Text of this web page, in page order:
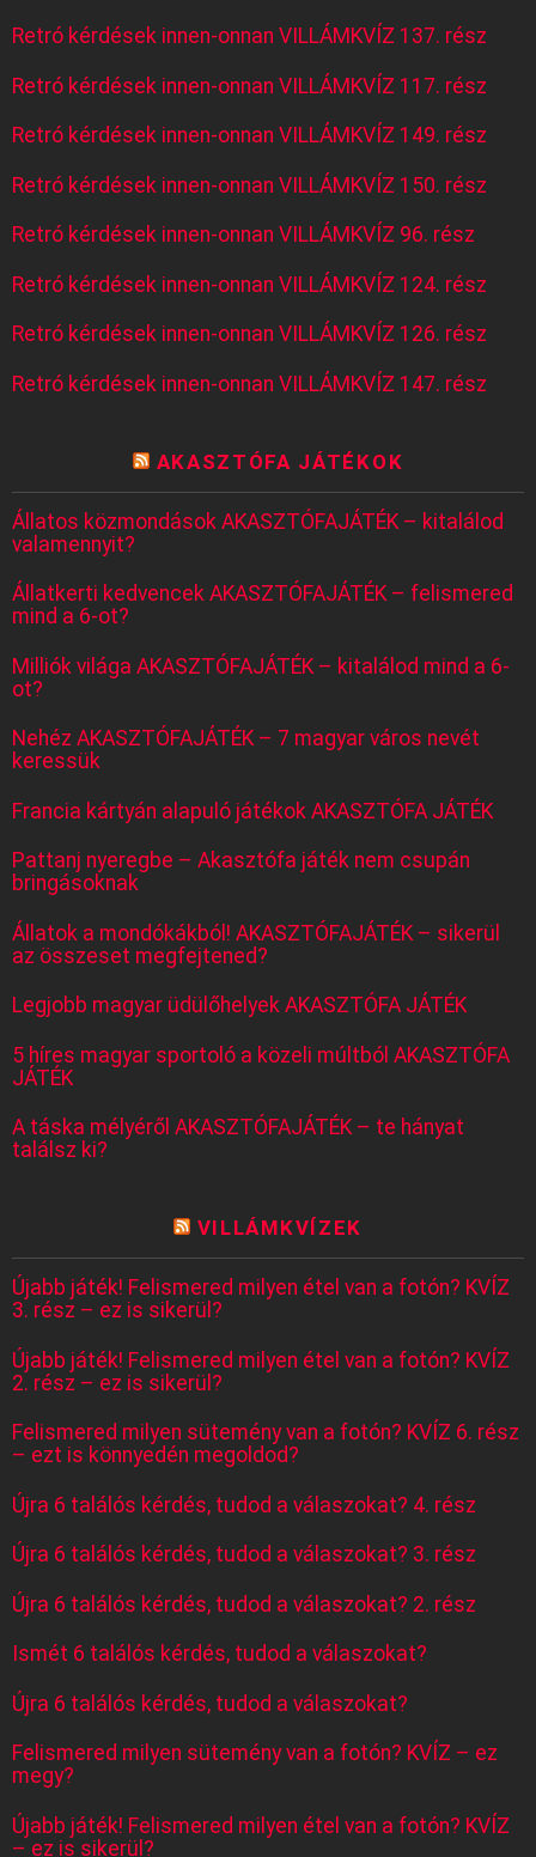
Retró kérdések innen-onnan VILLÁMKVÍZ 137. rész
Retró kérdések innen-onnan VILLÁMKVÍZ 117. rész
Retró kérdések innen-onnan VILLÁMKVÍZ 149. rész
Retró kérdések innen-onnan VILLÁMKVÍZ 150. rész
Retró kérdések innen-onnan VILLÁMKVÍZ 96. rész
Retró kérdések innen-onnan VILLÁMKVÍZ 124. rész
Retró kérdések innen-onnan VILLÁMKVÍZ 126. rész
Retró kérdések innen-onnan VILLÁMKVÍZ 147. rész
AKASZTÓFA JÁTÉKOK
Állatos közmondások AKASZTÓFAJÁTÉK – kitalálod
valamennyit?
Állatkerti kedvencek AKASZTÓFAJÁTÉK – felismered
mind a 6-ot?
Milliók világa AKASZTÓFAJÁTÉK – kitalálod mind a 6-
ot?
Nehéz AKASZTÓFAJÁTÉK – 7 magyar város nevét
keressük
Francia kártyán alapuló játékok AKASZTÓFA JÁTÉK
Pattanj nyeregbe – Akasztófa játék nem csupán
bringásoknak
Állatok a mondókákból! AKASZTÓFAJÁTÉK – sikerül
az összeset megfejtened?
Legjobb magyar üdülőhelyek AKASZTÓFA JÁTÉK
5 híres magyar sportoló a közeli múltból AKASZTÓFA
JÁTÉK
A táska mélyéről AKASZTÓFAJÁTÉK – te hányat
találsz ki?
VILLÁMKVÍZEK
Újabb játék! Felismered milyen étel van a fotón? KVÍZ
3. rész – ez is sikerül?
Újabb játék! Felismered milyen étel van a fotón? KVÍZ
2. rész – ez is sikerül?
Felismered milyen sütemény van a fotón? KVÍZ 6. rész
– ezt is könnyedén megoldod?
Újra 6 találós kérdés, tudod a válaszokat? 4. rész
Újra 6 találós kérdés, tudod a válaszokat? 3. rész
Újra 6 találós kérdés, tudod a válaszokat? 2. rész
Ismét 6 találós kérdés, tudod a válaszokat?
Újra 6 találós kérdés, tudod a válaszokat?
Felismered milyen sütemény van a fotón? KVÍZ – ez
megy?
Újabb játék! Felismered milyen étel van a fotón? KVÍZ
– ez is sikerül?